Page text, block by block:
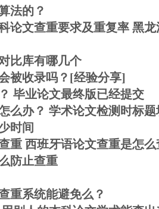
法的？
论文查重要求及重复率 黑
比库有哪几个
被收录吗？[经验分享]
毕业论文最终版已经提交
么办？ 学术论文检测时标题
时间
重 西班牙语论文查重是怎么
防止查重
重系统能避免么？